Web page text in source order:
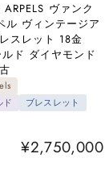
ヴァンク
ル ヴィンテージア
スレット 18金
ド ダイヤモンド
ド
ブレスレット
¥2,750,000